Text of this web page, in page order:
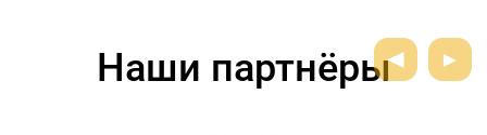
Наши партнёры